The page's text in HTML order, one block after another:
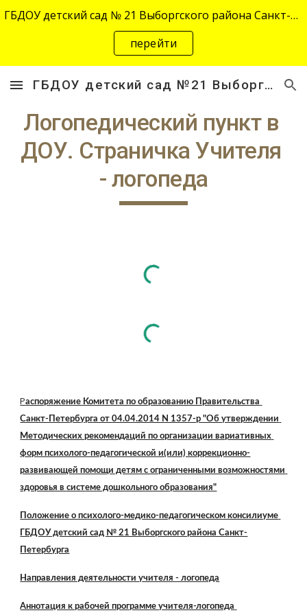
Skip to main content Skip to navigation
ГБДОУ детский сад № 21 Выборгского района Санкт-Петербурга переехал на новый адрес "site-2645.siteedu.ru".
перейти
ГБДОУ детский сад №21 Выборгского района Санкт-Петербурга
Логопедический пункт в
ДОУ. Страничка Учителя
- логопеда
Распоряжение Комитета по образованию Правительства
Санкт-Петербурга от 04.04.2014 N 1357-р "Об утверждении
Методических рекомендаций по организации вариативных
форм психолого-педагогической и(или) коррекционно-
развивающей помощи детям с ограниченными возможностями
здоровья в системе дошкольного образования"
Положение о психолого-медико-педагогическом консилиуме
ГБДОУ детский сад № 21 Выборгского района Санкт-
Петербурга
Направления деятельности учителя - логопеда
Аннотация к рабочей программе учителя-логопеда